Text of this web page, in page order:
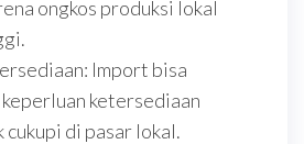
ongkos produksi lokal
Import bisa
ketersediaan
di pasar lokal.